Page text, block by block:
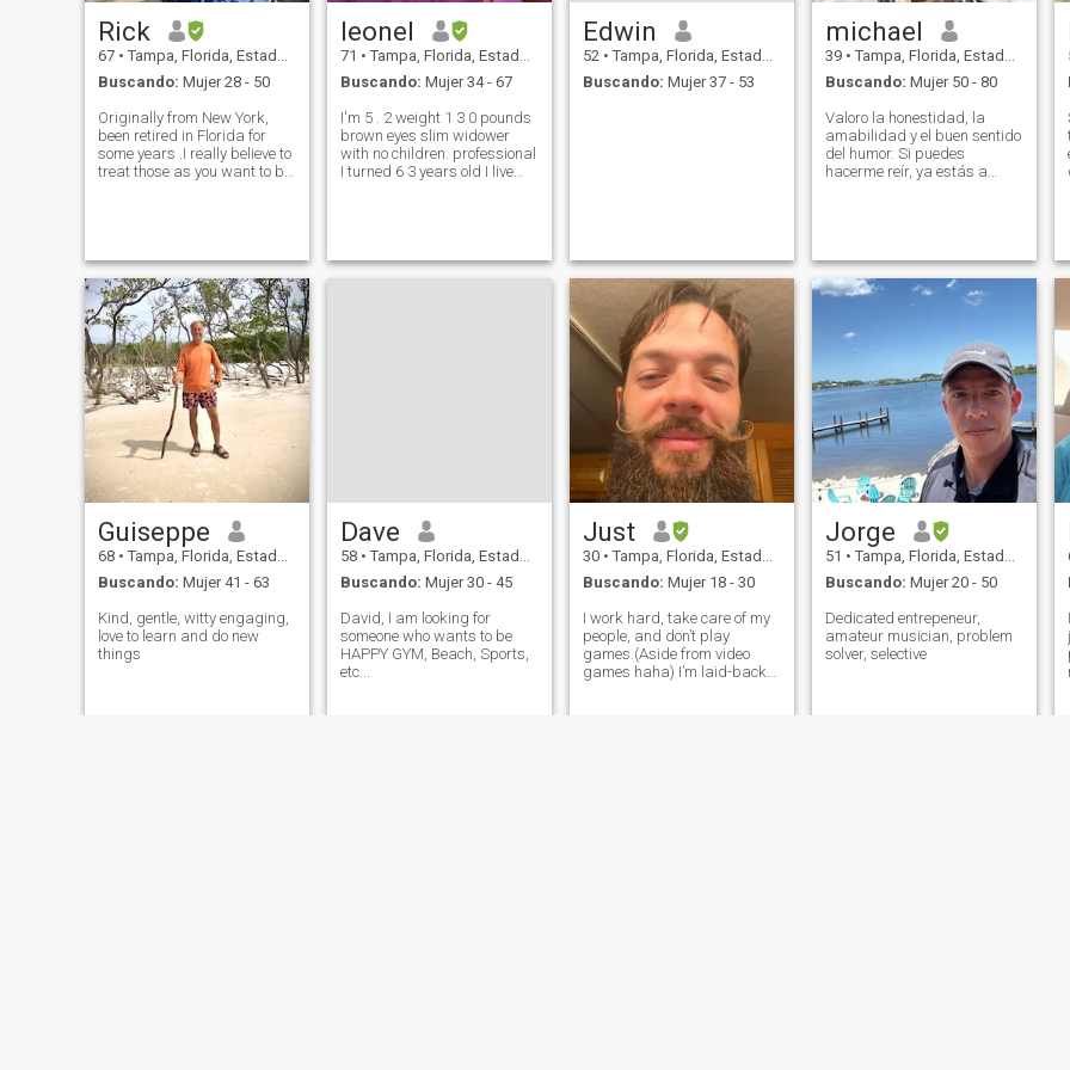
Rick
67 • Tampa, Florida, Estados Unidos
Buscando: Mujer 28 - 50
Originally from New York,
been retired in Florida for
some years .I really believe to
treat those as you want to be
getting together such as
travel, e
leonel
71 • Tampa, Florida, Estados Unidos
Buscando: Mujer 34 - 67
I'm 5 . 2 weight 1 3 0 pounds
brown eyes slim widower
with no children. professional
I turned 6 3 years old I live
would not hesitate to travel to
meet you without pressure
Edwin
52 • Tampa, Florida, Estados Unidos
Buscando: Mujer 37 - 53
michael
39 • Tampa, Florida, Estados Unidos
Buscando: Mujer 50 - 80
Valoro la honestidad, la
amabilidad y el buen sentido
del humor. Si puedes
hacerme reír, ya estás a
En un compañero, valoro la
autenticidad, la honestidad y
la empatía. Busco a alguien
que no tenga miedo de
mostrar vulnerabilidad, y
que entienda la importancia
del apoyo mutuo y el
compromiso en una relación.
Guiseppe
68 • Tampa, Florida, Estados Unidos
Buscando: Mujer 41 - 63
Kind, gentle, witty engaging,
love to learn and do new
things
Dave
58 • Tampa, Florida, Estados Unidos
Buscando: Mujer 30 - 45
David, I am looking for
someone who wants to be
HAPPY GYM, Beach, Sports,
etc...
Just
30 • Tampa, Florida, Estados Unidos
Buscando: Mujer 18 - 30
I work hard, take care of my
people, and don’t play
games.(Aside from video
games haha) I’m laid-back
Jorge
51 • Tampa, Florida, Estados Unidos
Buscando: Mujer 20 - 50
Dedicated entrepeneur,
amateur musician, problem
solver, selective